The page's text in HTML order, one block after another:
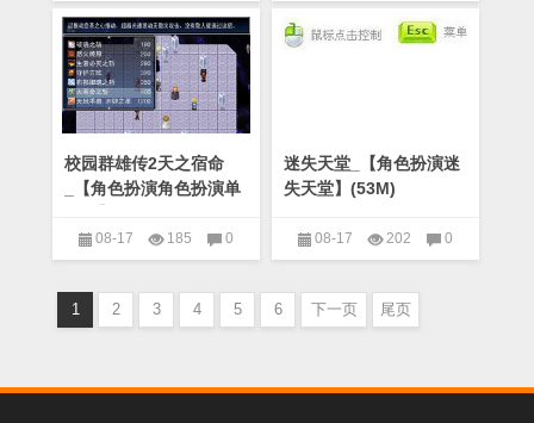
角色扮演
角色扮演
校园群雄传2天之宿命
_【角色扮演角色扮演单
08-17 185
0
迷失天堂_【角色扮演迷
失天堂】(53M)
08-17 202
0
1 2 3 4 5 6 下一页 尾页